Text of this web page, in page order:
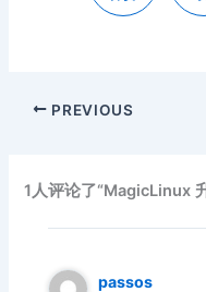
PREVIOUS
1人评论了“MagicLinux
passos